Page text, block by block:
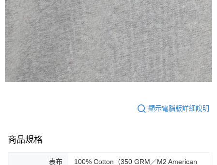
顯示電腦版詳細說明
商品規格
表布
100% Cotton（350 GRM／M2 American